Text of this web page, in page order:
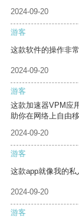
2024-09-20
游客
这款软件的操作非
2024-09-20
游客
这款加速器VPM应
助你在网络上自由移
2024-09-20
游客
这款app就像我的私
2024-09-20
游客